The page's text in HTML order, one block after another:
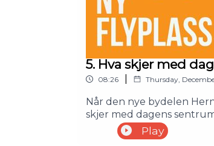
5. Hva skjer med
08:26 Thursday,
Når den nye bydelen
skjer med dagens
arealplanlegger i Bodø
for podcasten Ny by – Ny
Play